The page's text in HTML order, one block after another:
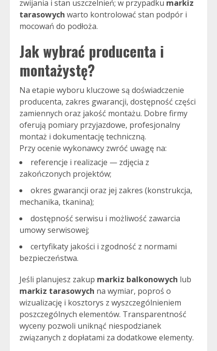
zwijania i stan uszczelnień; w przypadku markiz
tarasowych warto kontrolować stan podpór i
mocowań do podłoża.
Jak wybrać producenta i
montażystę?
Na etapie wyboru kluczowe są doświadczenie
producenta, zakres gwarancji, dostępność części
zamiennych oraz jakość montażu. Dobre firmy
oferują pomiary przyjazdowe, profesjonalny
montaż i dokumentację techniczną.
Przy ocenie wykonawcy zwróć uwagę na:
referencje i realizacje — zdjęcia z
zakończonych projektów;
okres gwarancji oraz jej zakres (konstrukcja,
mechanika, tkanina);
dostępność serwisu i możliwość zawarcia
umowy serwisowej;
certyfikaty jakości i zgodność z normami
bezpieczeństwa.
Jeśli planujesz zakup markiz balkonowych lub
markiz tarasowych na wymiar, poproś o
wizualizację i kosztorys z wyszczególnieniem
poszczególnych elementów. Transparentność
wyceny pozwoli uniknąć niespodzianek
związanych z dopłatami za dodatkowe elementy.